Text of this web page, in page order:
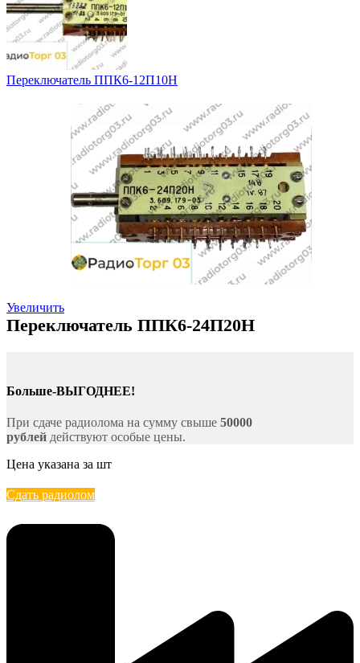
Переключатель ППК6-12П10Н
Увеличить
Переключатель ППК6-24П20Н
Больше-ВЫГОДНЕЕ!
При сдаче радиолома на сумму свыше 50000
рублей действуют особые цены.
Цена указана за шт
Сдать радиолом